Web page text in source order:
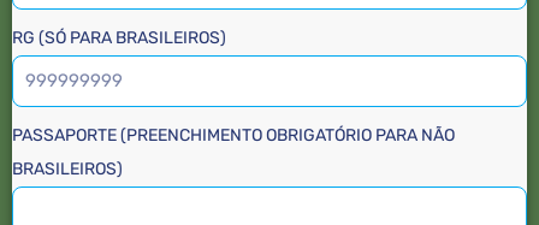
RG (SÓ PARA BRASILEIROS)
PASSAPORTE (PREENCHIMENTO OBRIGATÓRIO PARA NÃO
BRASILEIROS)